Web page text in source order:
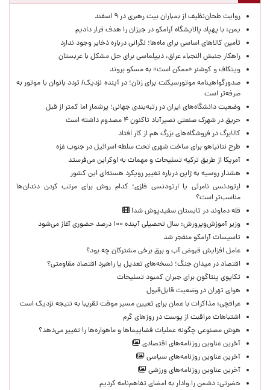
روایت طحان‌نظیف از بمباران بیت رهبری در ۹ اسفند
یمن: با پهپاد پالایشگاه آرامکو در جیزان را هدف قرار دادیم
تأمین کالاهای اساسی برای ماه‌ها؛ نگرانی درباره ذخایر وجود ندارد
راهکار جنبش النجباء عراق، دیپلماسی برای حل مشکل با عربستان
ویتکاف و کوشنر «ممکن است» به مسکو بروند
صدورگواهینامه موتورسیکلت برای زنان؛ در آینده نزدیک/ تردد بانوان با موتور به‌
صرفه‌تر است
وضعیت دانشگاه‌های ایران در رتبه‌بندی جهانی؛ پرشمار اما کمتر از قبل
حریق در شهرک صنعتی نصیرآباد تاکنون ۴ مصدوم داشته است
کالابرگ در فروشگاه‌های بزرگ هم از کار افتاد
طرح نتانیاهو برای ساخت شهری تحت سلطه اسرائیل در جنوب غزه
آمریکا از طریق ترکیه تسلیحات و مهمات به اوکراین می‌فرستد
هشدار روسیه به ژاپن درباره تغییر رویکرد هسته‌ای این کشور
ارتودنسی نامرئی یا ارتودنسی فلزی؛ کدام روش برای مرتب کردن دندان‌ها
مناسب‌تر است؟
قله دماوند در تابستان سفیدپوش شد!
وزیر آموزش‌وپرورش: سال تحصیلی آینده ۱۰۰ درصد حضوری آغاز می‌شود
تاسیسات آرامکو منفجر شد
عامل افزایش قبوض آب و برق برخی مشترکان چه بود؟
اقتصاد در میدان جنگ؛ نسخه‌های تعدیل یا راهبرد اقتصاد مقاومتی؟
تکاپوی پنتاگون برای جبران کمبود تسلیحات
هوای تهران در وضعیت قابل‌قبول
عراقچی: مذاکرات با عمان برای تعیین مسیر موقت تقریبا به نتیجه نزدیک است
اشتباهات مراقبت از پوست در روزهای گرم
هوش مصنوعی چگونه عملیات فضاپیماها و ماهواره‌ها را تغییر می‌دهد؟
آخرین عناوین روزنامه‌های اقتصادی
آخرین عناوین روزنامه‌های سیاسی
آخرین عناوین روزنامه‌های ورزشی
حضرتی: دشمن را وادار به امضای تفاهم‌نامه کردیم